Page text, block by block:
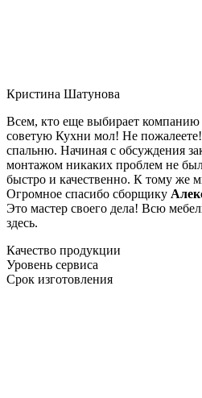
Кристина Шатунова
Всем, кто еще выбирает компанию
советую Кухни мол! Не
спальню. Начиная с обсуждения
монтажом никаких проблем не
быстро и качественно. К тому же
Огромное спасибо сборщику
Это мастер своего дела! Всю
здесь.
Качество продукции
Уровень сервиса
Срок изготовления